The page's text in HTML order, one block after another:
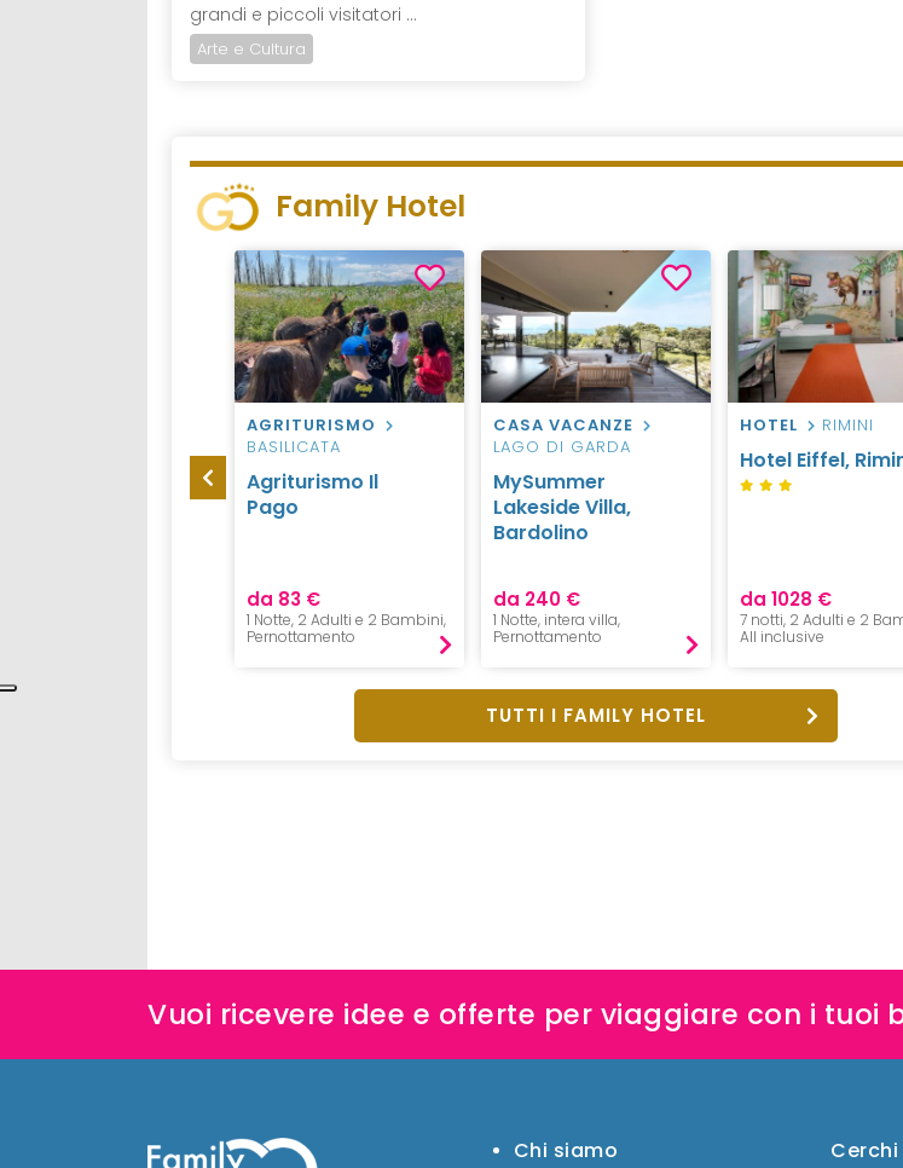
grandi e piccoli visitatori ...
Arte e Cultura
Family Hotel
AGRITURISMO
BASILICATA
Agriturismo Il
Pago
da 83 €
1 Notte, 2 Adulti e 2 Bambini,
Pernottamento
CASA VACANZE
LAGO DI GARDA
MySummer
Lakeside Villa,
Bardolino
da 240 €
1 Notte, intera villa,
Pernottamento
HOTEL RIMINI
Hotel Eiffel,
da 1028 €
7 notti, 2 Adulti e 2
All inclusive
TUTTI I FAMILY HOTEL
Vuoi ricevere idee e offerte per viaggiare con i tuoi
Chi siamo